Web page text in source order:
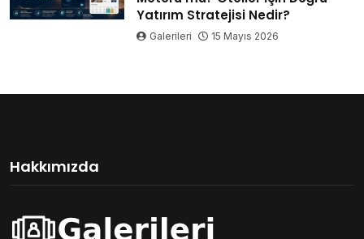
Yatırım Stratejisi Nedir?
Galerileri 15 Mayıs 2026
Hakkımızda